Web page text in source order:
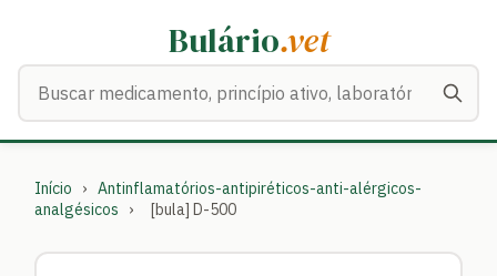
Bulário.vet
Início › Antinflamatórios-antipiréticos-anti-alérgicos-
analgésicos
› [bula] D-500